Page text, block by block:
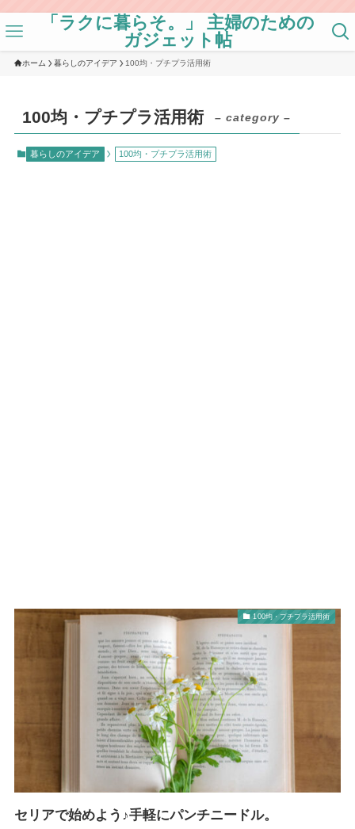
「ラクに暮らそ。」 主婦のための
ガジェット帖
ホーム 暮らしのアイデア 100均・プチプラ活用術
100均・プチプラ活用術 – category –
暮らしのアイデア 100均・プチプラ活用術
100均・プチプラ活用術
セリアで始めよう♪手軽にパンチニードル。